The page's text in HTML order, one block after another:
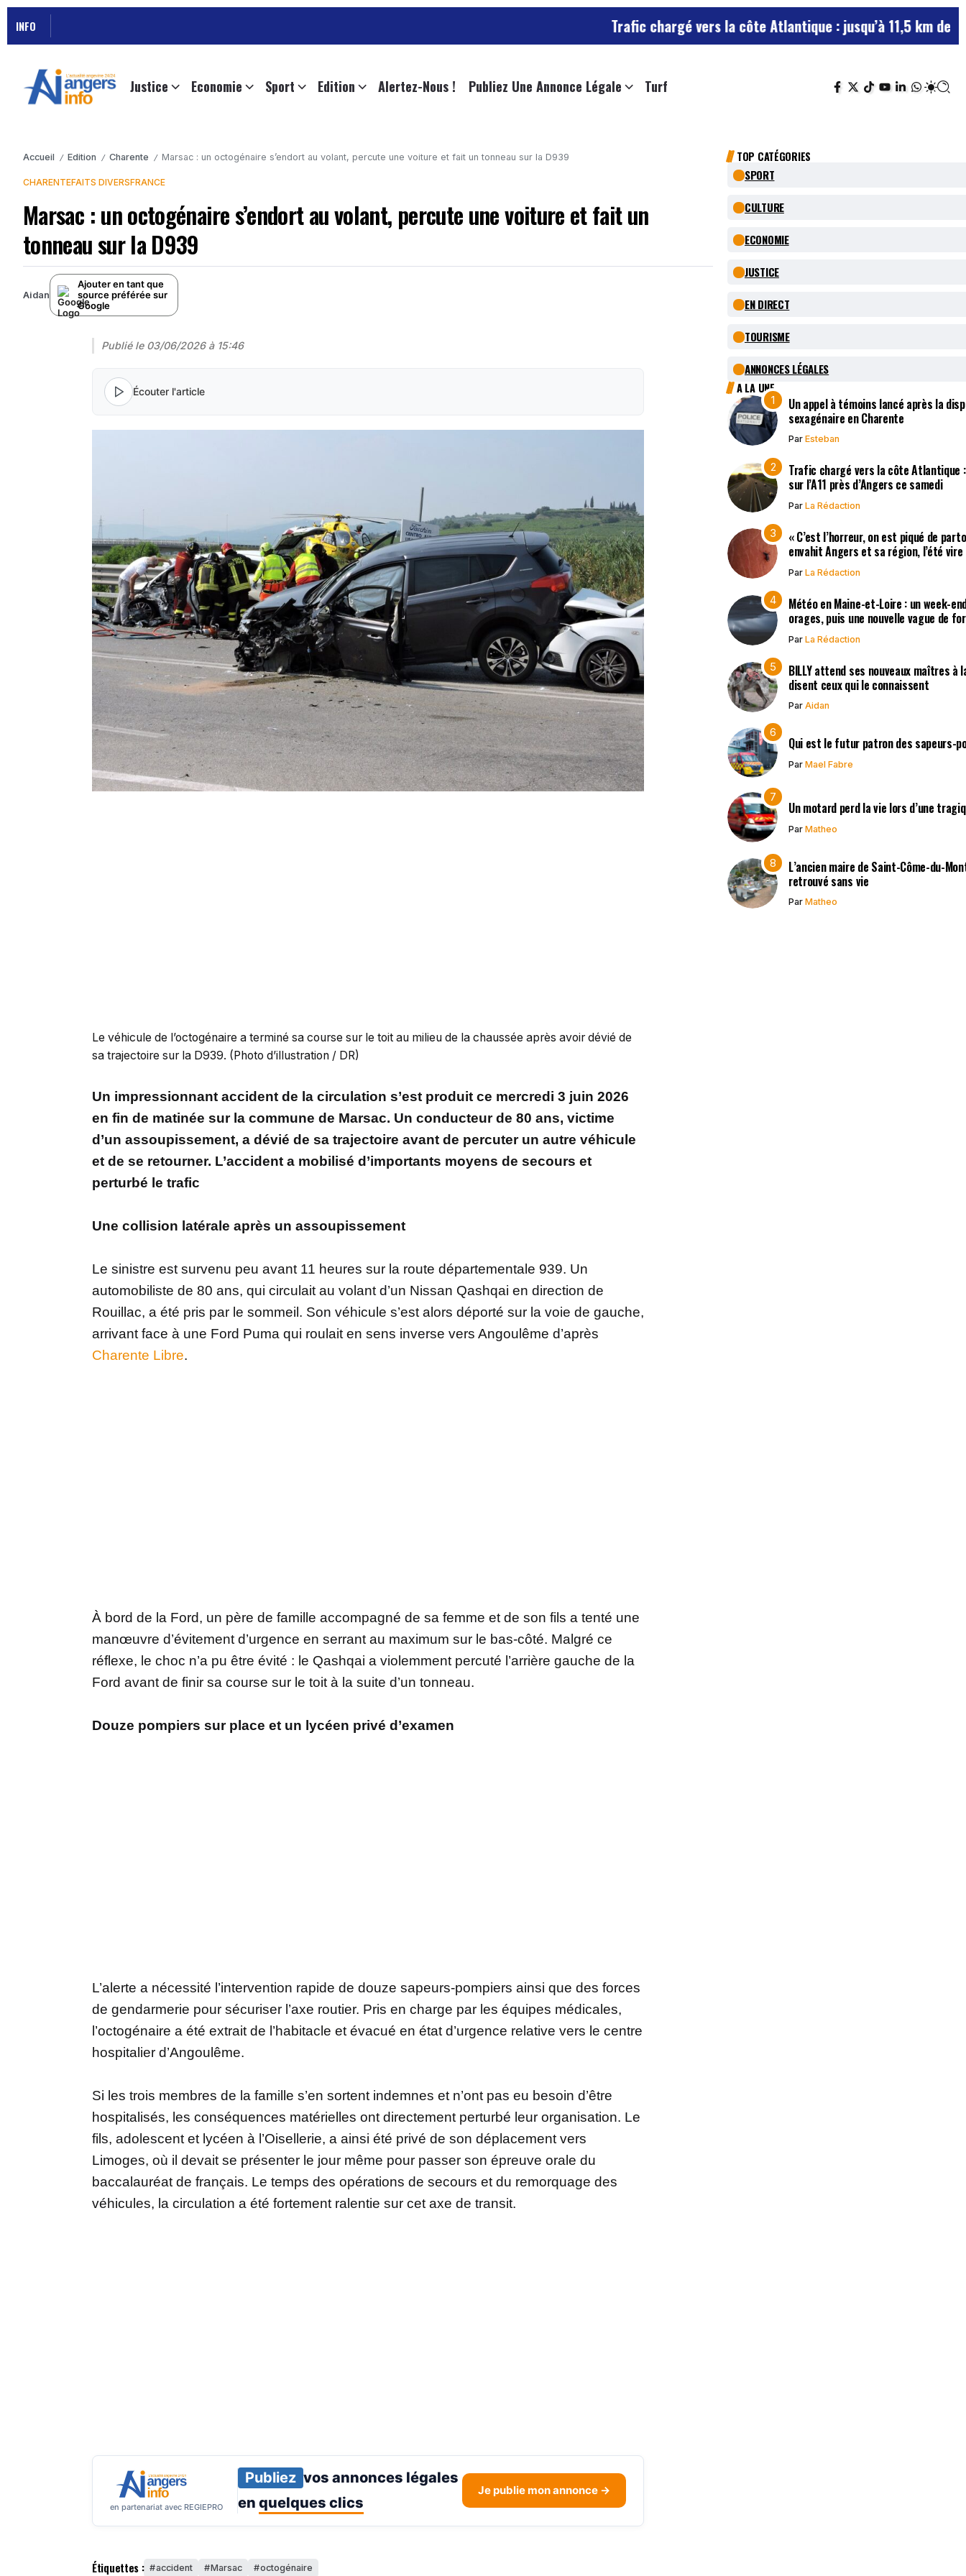
INFO Trafic chargé vers la côte Atlantique : jusqu’à 11,5 km de bouchons
Justice Economie Sport Edition Alertez-Nous ! Publiez Une Annonce Légale Turf
Accueil / Edition / Charente / Marsac : un octogénaire s’endort au volant, percute une voiture et fait un tonneau sur la D939
CHARENTEFAITS DIVERSFRANCE
Marsac : un octogénaire s’endort au volant, percute une voiture et fait un
tonneau sur la D939
Aidan
Ajouter en tant que
source préférée sur
Google
Publié le 03/06/2026 à 15:46
Écouter l'article
Le véhicule de l’octogénaire a terminé sa course sur le toit au milieu de la chaussée après avoir dévié de
sa trajectoire sur la D939. (Photo d’illustration / DR)
Un impressionnant accident de la circulation s’est produit ce mercredi 3 juin 2026
en fin de matinée sur la commune de Marsac. Un conducteur de 80 ans, victime
d’un assoupissement, a dévié de sa trajectoire avant de percuter un autre véhicule
et de se retourner. L’accident a mobilisé d’importants moyens de secours et
perturbé le trafic
Une collision latérale après un assoupissement
Le sinistre est survenu peu avant 11 heures sur la route départementale 939. Un
automobiliste de 80 ans, qui circulait au volant d’un Nissan Qashqai en direction de
Rouillac, a été pris par le sommeil. Son véhicule s’est alors déporté sur la voie de gauche,
arrivant face à une Ford Puma qui roulait en sens inverse vers Angoulême d’après
Charente Libre.
À bord de la Ford, un père de famille accompagné de sa femme et de son fils a tenté une
manœuvre d’évitement d’urgence en serrant au maximum sur le bas-côté. Malgré ce
réflexe, le choc n’a pu être évité : le Qashqai a violemment percuté l’arrière gauche de la
Ford avant de finir sa course sur le toit à la suite d’un tonneau.
Douze pompiers sur place et un lycéen privé d’examen
L’alerte a nécessité l’intervention rapide de douze sapeurs-pompiers ainsi que des forces
de gendarmerie pour sécuriser l’axe routier. Pris en charge par les équipes médicales,
l’octogénaire a été extrait de l’habitacle et évacué en état d’urgence relative vers le centre
hospitalier d’Angoulême.
Si les trois membres de la famille s’en sortent indemnes et n’ont pas eu besoin d’être
hospitalisés, les conséquences matérielles ont directement perturbé leur organisation. Le
fils, adolescent et lycéen à l’Oisellerie, a ainsi été privé de son déplacement vers
Limoges, où il devait se présenter le jour même pour passer son épreuve orale du
baccalauréat de français. Le temps des opérations de secours et du remorquage des
véhicules, la circulation a été fortement ralentie sur cet axe de transit.
en partenariat avec REGIEPRO
Publiez vos annonces légales
en quelques clics
Je publie mon annonce →
Étiquettes : accident Marsac octogénaire
TOP CATÉGORIES
SPORT
CULTURE
ECONOMIE
JUSTICE
EN DIRECT
TOURISME
ANNONCES LÉGALES
A LA UNE
Un appel à témoins lancé après la
sexagénaire en Charente
Par Esteban
Trafic chargé vers la côte Atlantique :
sur l’A11 près d’Angers ce samedi
Par La Rédaction
« C’est l’horreur, on est piqué de
envahit Angers et sa région, l’été
Par La Rédaction
Météo en Maine-et-Loire : un week-
orages, puis une nouvelle vague de
Par La Rédaction
BILLY attend ses nouveaux maîtres à
disent ceux qui le connaissent
Par Aidan
Qui est le futur patron des sapeurs-
Par Mael Fabre
Un motard perd la vie lors d’une
Par Matheo
L’ancien maire de Saint-Côme-du-
retrouvé sans vie
Par Matheo